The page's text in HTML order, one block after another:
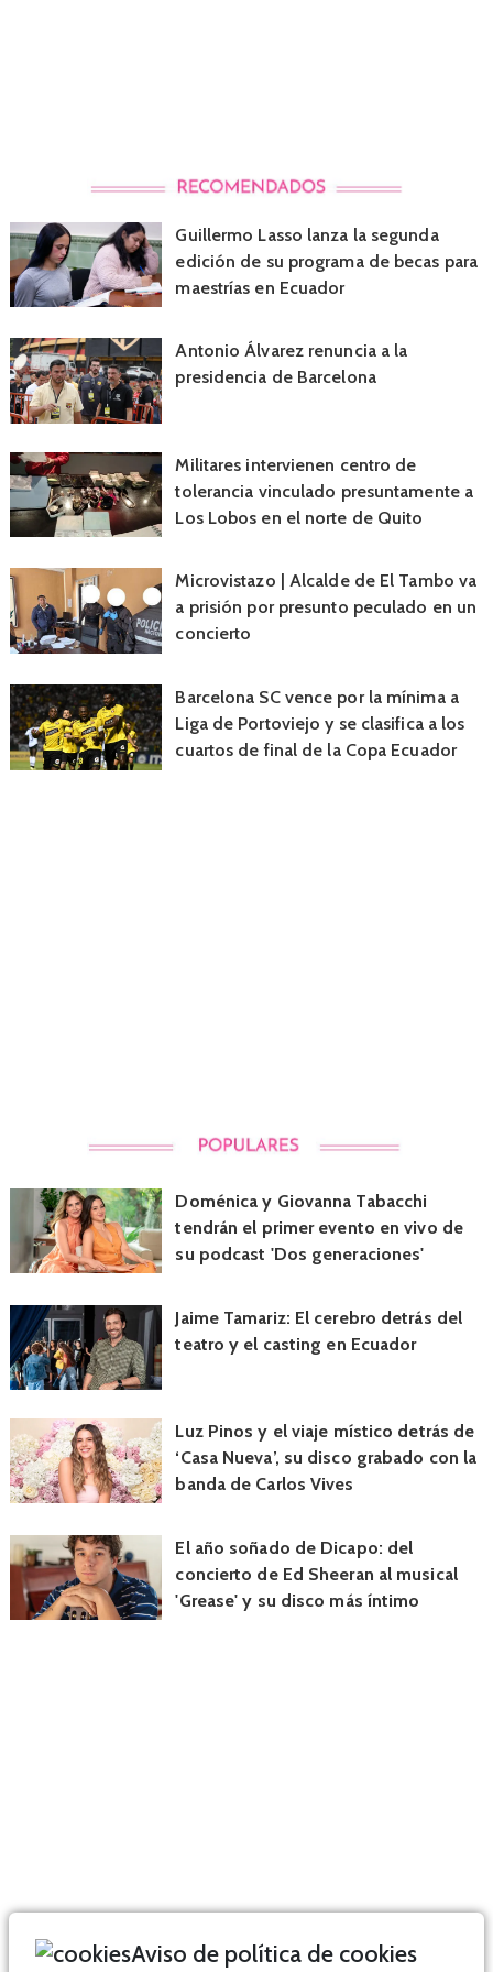
Guillermo Lasso lanza la segunda
edición de su programa de becas para
maestrías en Ecuador
Antonio Álvarez renuncia a la
presidencia de Barcelona
Militares intervienen centro de
tolerancia vinculado presuntamente a
Los Lobos en el norte de Quito
Microvistazo | Alcalde de El Tambo va
a prisión por presunto peculado en un
concierto
Barcelona SC vence por la mínima a
Liga de Portoviejo y se clasifica a los
cuartos de final de la Copa Ecuador
Doménica y Giovanna Tabacchi
tendrán el primer evento en vivo de
su podcast 'Dos generaciones'
Jaime Tamariz: El cerebro detrás del
teatro y el casting en Ecuador
Luz Pinos y el viaje místico detrás de
‘Casa Nueva’, su disco grabado con la
banda de Carlos Vives
El año soñado de Dicapo: del
concierto de Ed Sheeran al musical
'Grease' y su disco más íntimo
Aviso de política de cookies